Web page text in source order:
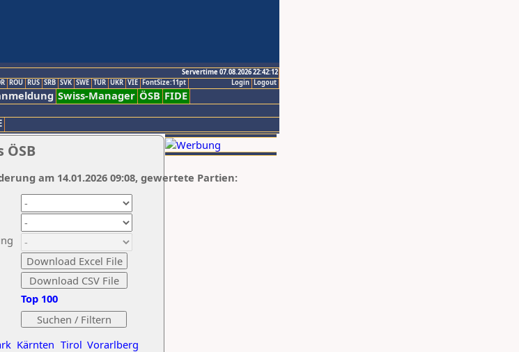
Servertime 07.08.2026 22:42:12
Logout
Login
ROU RUS SRB SVK SWE TUR UKR VIE FontSize:11pt
Swiss-Manager ÖSB FIDE
Kärnten Tirol Vorarlberg
Top 100
am 14.01.2026 09:08, gewertete Partien: